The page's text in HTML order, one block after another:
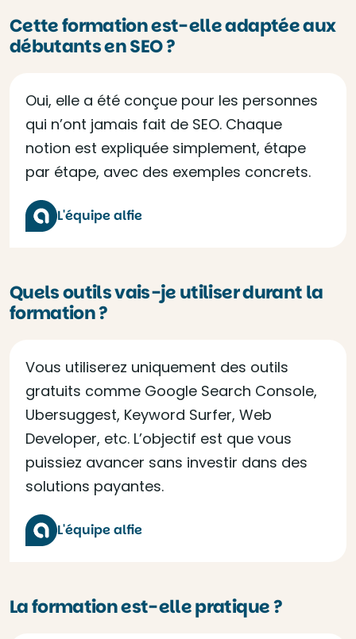
Cette formation est-elle adaptée aux
débutants en SEO ?
Oui, elle a été conçue pour les personnes
qui n’ont jamais fait de SEO. Chaque
notion est expliquée simplement, étape
par étape, avec des exemples concrets.
L'équipe alfie
Quels outils vais-je utiliser durant la
formation ?
Vous utiliserez uniquement des outils
gratuits comme Google Search Console,
Ubersuggest, Keyword Surfer, Web
Developer, etc. L’objectif est que vous
puissiez avancer sans investir dans des
solutions payantes.
L'équipe alfie
La formation est-elle pratique ?